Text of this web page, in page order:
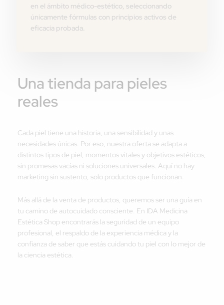
en el ámbito médico-estético, seleccionando
únicamente fórmulas con principios activos de
eficacia probada.
Una tienda para pieles
reales
Cada piel tiene una historia, una sensibilidad y unas
necesidades únicas. Por eso, nuestra oferta se adapta a
distintos tipos de piel, momentos vitales y objetivos estéticos,
sin promesas vacías ni soluciones universales. Aquí no hay
marketing sin sustento, solo productos que funcionan.
Más allá de la venta de productos, queremos ser una guía en
tu camino de autocuidado consciente. En IDA Medicina
Estética Shop encontrarás la seguridad de un equipo
profesional, el respaldo de la experiencia médica y la
confianza de saber que estás cuidando tu piel con lo mejor de
la ciencia estética.